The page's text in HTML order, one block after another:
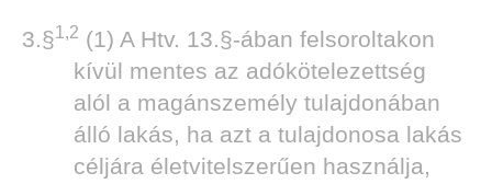
3.§1,2 (1) A Htv. 13.§-ában felsoroltakon
kívül mentes az adókötelezettség
alól a magánszemély tulajdonában
álló lakás, ha azt a tulajdonosa lakás
céljára életvitelszerűen használja,